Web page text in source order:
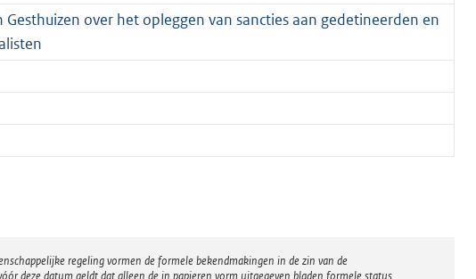
over het opleggen van sancties aan gedetineerden en
regeling vormen de formele bekendmakingen in de zin van de
deze datum geldt dat alleen de in papieren vorm uitgegeven bladen formele status